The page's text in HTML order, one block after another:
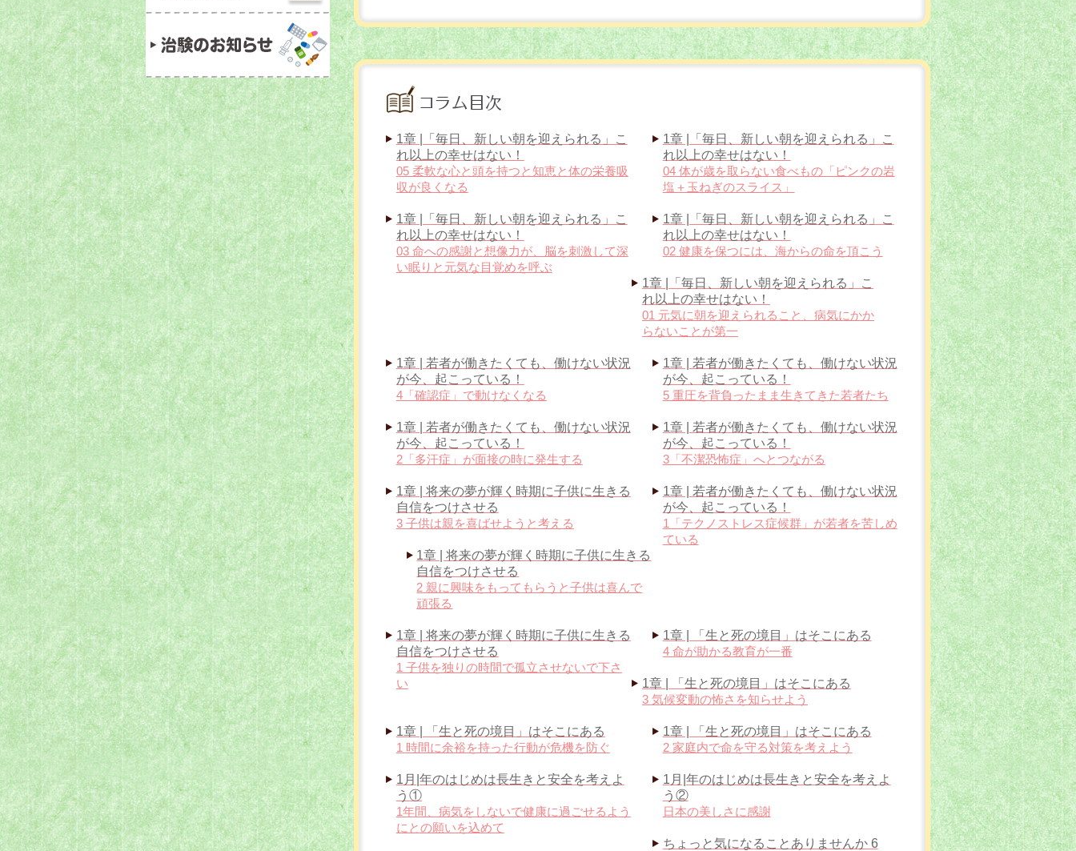
1章 |「毎日、新しい朝を迎えられる」こ
れ以上の幸せはない！
05 柔軟な心と頭を持つと知恵と体の栄養吸
収が良くなる
1章 |「毎日、新しい朝を迎えられる」こ
れ以上の幸せはない！
04 体が歳を取らない食べもの「ピンクの岩
塩＋玉ねぎのスライス」
1章 |「毎日、新しい朝を迎えられる」こ
れ以上の幸せはない！
03 命への感謝と想像力が、脳を刺激して深
い眠りと元気な目覚めを呼ぶ
1章 |「毎日、新しい朝を迎えられる」こ
れ以上の幸せはない！
02 健康を保つには、海からの命を頂こう
1章 |「毎日、新しい朝を迎えられる」こ
れ以上の幸せはない！
01 元気に朝を迎えられること、病気にかか
らないことが第一
1章 | 若者が働きたくても、働けない状況
が今、起こっている！
5 重圧を背負ったまま生きてきた若者たち
1章 | 若者が働きたくても、働けない状況
が今、起こっている！
4「確認症」で動けなくなる
1章 | 若者が働きたくても、働けない状況
が今、起こっている！
3「不潔恐怖症」へとつながる
1章 | 若者が働きたくても、働けない状況
が今、起こっている！
2「多汗症」が面接の時に発生する
1章 | 若者が働きたくても、働けない状況
が今、起こっている！
1「テクノストレス症候群」が若者を苦しめ
ている
1章 | 将来の夢が輝く時期に子供に生きる
自信をつけさせる
3 子供は親を喜ばせようと考える
1章 | 将来の夢が輝く時期に子供に生きる
自信をつけさせる
2 親に興味をもってもらうと子供は喜んで
頑張る
1章 | 将来の夢が輝く時期に子供に生きる
自信をつけさせる
1 子供を独りの時間で孤立させないで下さ
い
1章 | 「生と死の境目」はそこにある
4 命が助かる教育が一番
1章 | 「生と死の境目」はそこにある
3 気候変動の怖さを知らせよう
1章 | 「生と死の境目」はそこにある
2 家庭内で命を守る対策を考えよう
1章 | 「生と死の境目」はそこにある
1 時間に余裕を持った行動が危機を防ぐ
1月|年のはじめは長生きと安全を考えよ
う②
日本の美しさに感謝
1月|年のはじめは長生きと安全を考えよ
う①
1年間、病気をしないで健康に過ごせるよう
にとの願いを込めて
ちょっと気になることありませんか 6